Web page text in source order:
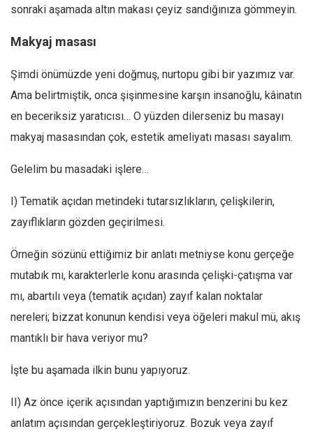
sonraki aşamada altın makası çeyiz sandığınıza gömmeyin.
Makyaj masası
Şimdi önümüzde yeni doğmuş, nurtopu gibi bir yazımız var.
Ama belirtmiştik, onca şişinmesine karşın insanoğlu, kâinatın
en beceriksiz yaratıcısı… O yüzden dilerseniz bu masayı
makyaj masasından çok, estetik ameliyatı masası sayalım.
Gelelim bu masadaki işlere…
I) Tematik açıdan metindeki tutarsızlıkların, çelişkilerin,
zayıflıkların gözden geçirilmesi.
Örneğin sözünü ettiğimiz bir anlatı metniyse konu gerçeğe
mutabık mı, karakterlerle konu arasında çelişki-çatışma var
mı, abartılı veya (tematik açıdan) zayıf kalan noktalar
nereleri; bizzat konunun kendisi veya öğeleri makul mü, akış
mantıklı bir hava veriyor mu?
İşte bu aşamada ilkin bunu yapıyoruz.
II) Az önce içerik açısından yaptığımızın benzerini bu kez
anlatım açısından gerçekleştiriyoruz. Bozuk veya zayıf